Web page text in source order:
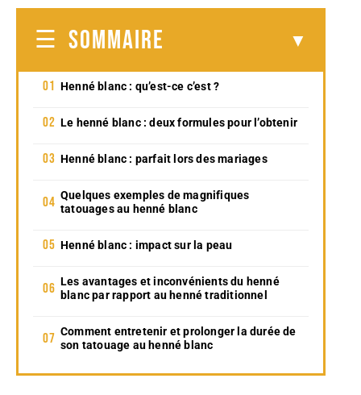
SOMMAIRE
Henné blanc : qu’est-ce c’est ?
Le henné blanc : deux formules pour l’obtenir
Henné blanc : parfait lors des mariages
Quelques exemples de magnifiques
tatouages au henné blanc
Henné blanc : impact sur la peau
Les avantages et inconvénients du henné
blanc par rapport au henné traditionnel
Comment entretenir et prolonger la durée de
son tatouage au henné blanc